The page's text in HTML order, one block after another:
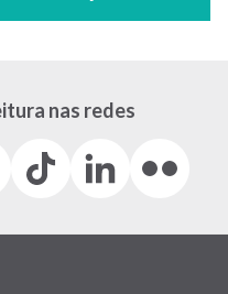
nas redes
Tiktok
(link
em
LinkedIn
(link
em
(link
em